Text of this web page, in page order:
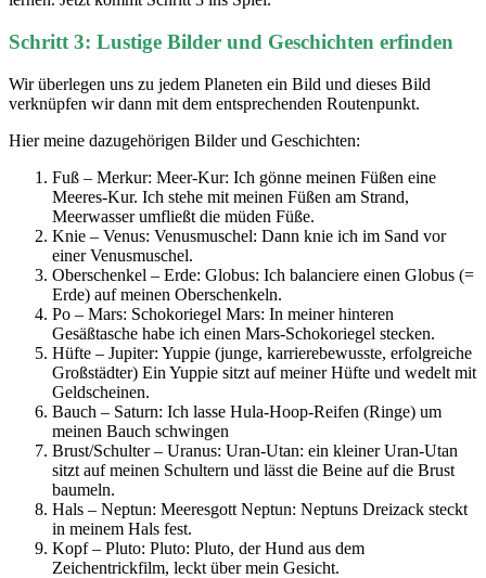
Schritt 3: Lustige Bilder und Geschichten erfinden
Wir überlegen uns zu jedem Planeten ein Bild und dieses Bild
verknüpfen wir dann mit dem entsprechenden Routenpunkt.
Hier meine dazugehörigen Bilder und Geschichten:
Fuß – Merkur: Meer-Kur: Ich gönne meinen Füßen eine
Meeres-Kur. Ich stehe mit meinen Füßen am Strand,
Meerwasser umfließt die müden Füße.
Knie – Venus: Venusmuschel: Dann knie ich im Sand vor
einer Venusmuschel.
Oberschenkel – Erde: Globus: Ich balanciere einen Globus (=
Erde) auf meinen Oberschenkeln.
Po – Mars: Schokoriegel Mars: In meiner hinteren
Gesäßtasche habe ich einen Mars-Schokoriegel stecken.
Hüfte – Jupiter: Yuppie (junge, karrierebewusste, erfolgreiche
Großstädter) Ein Yuppie sitzt auf meiner Hüfte und wedelt mit
Geldscheinen.
Bauch – Saturn: Ich lasse Hula-Hoop-Reifen (Ringe) um
meinen Bauch schwingen
Brust/Schulter – Uranus: Uran-Utan: ein kleiner Uran-Utan
sitzt auf meinen Schultern und lässt die Beine auf die Brust
baumeln.
Hals – Neptun: Meeresgott Neptun: Neptuns Dreizack steckt
in meinem Hals fest.
Kopf – Pluto: Pluto: Pluto, der Hund aus dem
Zeichentrickfilm, leckt über mein Gesicht.